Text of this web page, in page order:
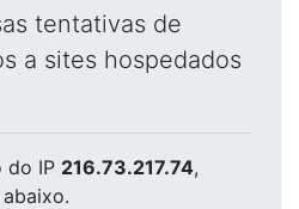
tentativas de
a sites hospedados
do IP 216.73.217.74,